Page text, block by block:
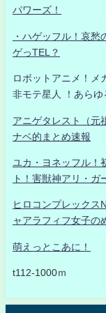
パワーズ！
・ハゲッフル！哀
ゲっTEL？
ロボットアニメ！メ
非モテ星人 ！あらゆ
アニゲタレスト（
ナベ的まとめ速報
ユカ・ヨネッフル！
ト！害獣神アリ・ガ
ヒロコンプレックス
ャアラフィフ女子の
萌えっとこあに！
t112-1000ｍ